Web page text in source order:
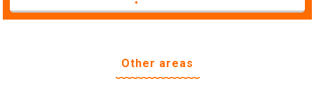
Other areas